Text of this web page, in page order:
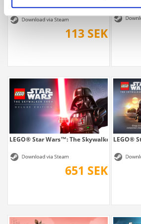
113 SEK
LEGO® Star Wars™: The Skywalker Saga...
651 SEK
LEGO®